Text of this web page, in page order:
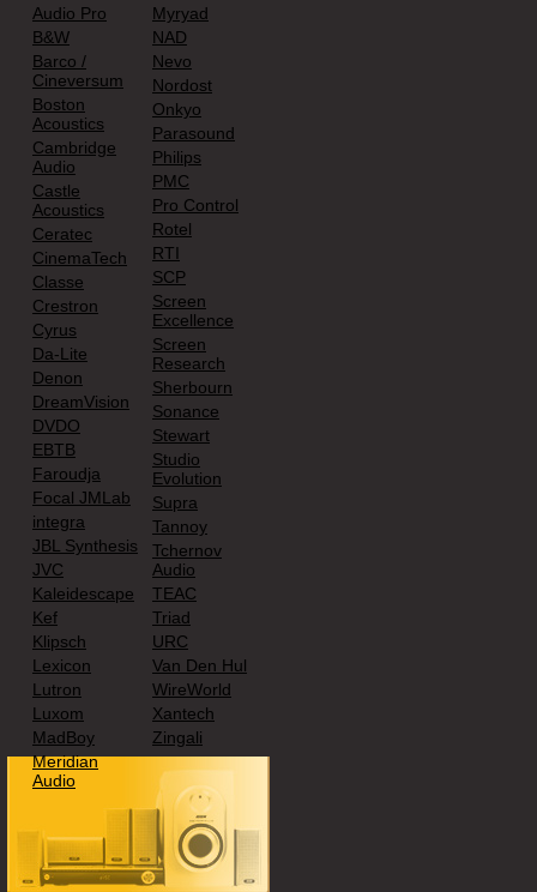
Audio Pro
B&W
Barco /
Cineversum
Boston
Acoustics
Cambridge
Audio
Castle
Acoustics
Ceratec
CinemaTech
Classe
Crestron
Cyrus
Da-Lite
Denon
DreamVision
DVDO
EBTB
Faroudja
Focal JMLab
integra
JBL Synthesis
JVC
Kaleidescape
Kef
Klipsch
Lexicon
Lutron
Luxom
MadBoy
Meridian
Audio
Myryad
NAD
Nevo
Nordost
Onkyo
Parasound
Philips
PMC
Pro Control
Rotel
RTI
SCP
Screen
Excellence
Screen
Research
Sherbourn
Sonance
Stewart
Studio
Evolution
Supra
Tannoy
Tchernov
Audio
TEAC
Triad
URC
Van Den Hul
WireWorld
Xantech
Zingali